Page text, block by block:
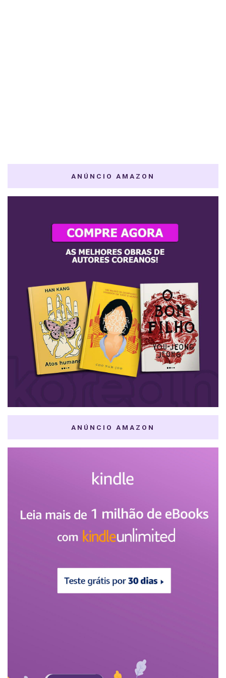
ANÚNCIO AMAZON
ANÚNCIO AMAZON